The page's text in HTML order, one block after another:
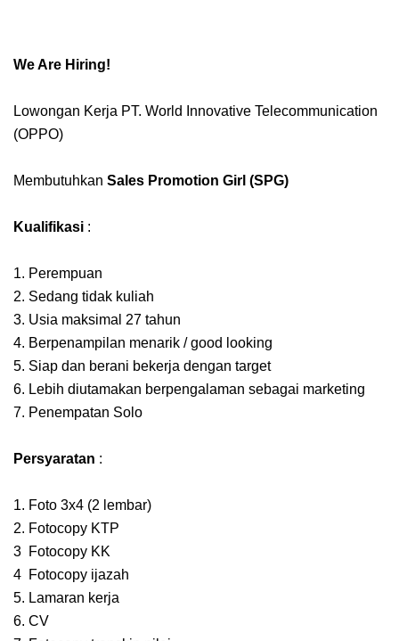
We Are Hiring!
Lowongan Kerja PT. World Innovative Telecommunication
(OPPO)
Membutuhkan Sales Promotion Girl (SPG)
Kualifikasi :
1. Perempuan
2. Sedang tidak kuliah
3. Usia maksimal 27 tahun
4. Berpenampilan menarik / good looking
5. Siap dan berani bekerja dengan target
6. Lebih diutamakan berpengalaman sebagai marketing
7. Penempatan Solo
Persyaratan :
1. Foto 3x4 (2 lembar)
2. Fotocopy KTP
3 Fotocopy KK
4 Fotocopy ijazah
5. Lamaran kerja
6. CV